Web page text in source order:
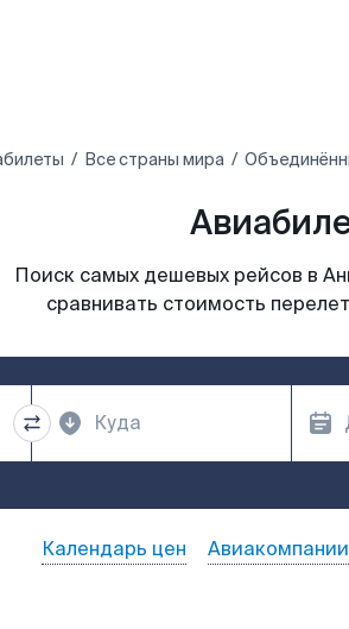
Все страны мира
Поиск самых дешевых рейсов в
сравнивать стоимость
Календарь цен Авиакомпании